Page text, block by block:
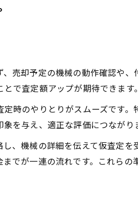
ナンス法
買取先
注意点
とは
性と情報収集
の要因とは
準の違い
売却予定の機械の動作確認や
で査定額アップが期待できます。
時のやりとりがスムーズです
を与え、適正な評価につながり
、機械の詳細を伝えて仮査定を
でが一連の流れです。これらの